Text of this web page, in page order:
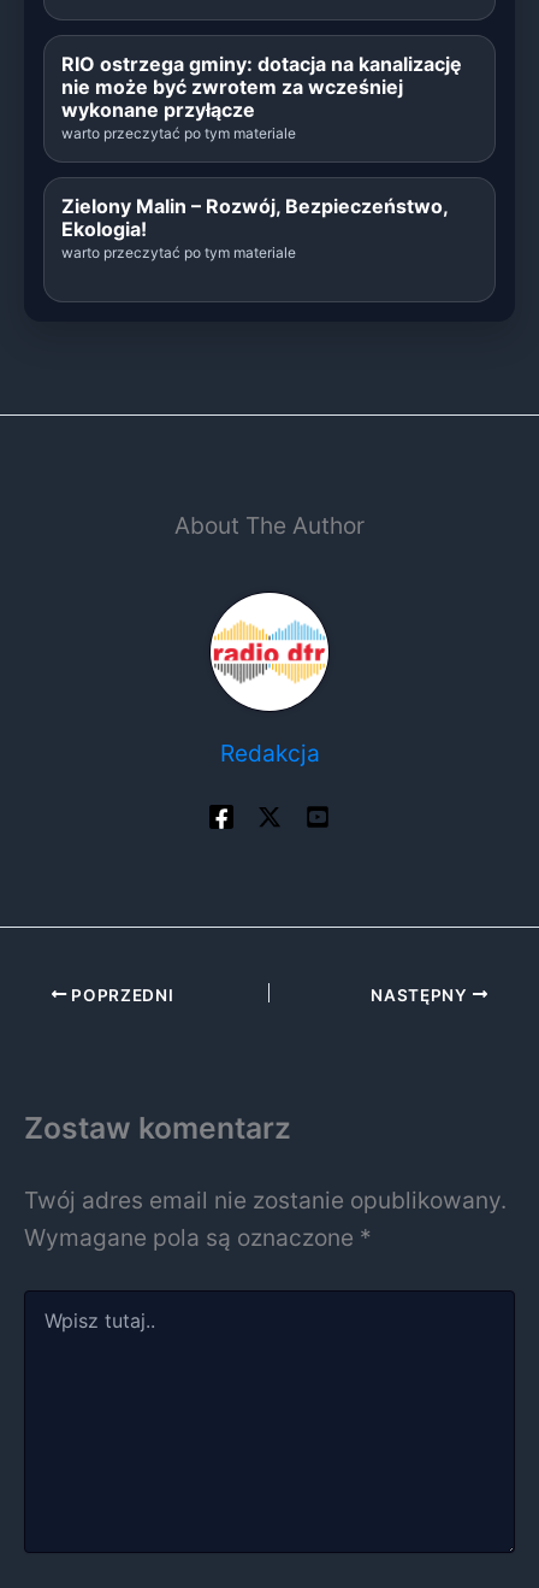
RIO ostrzega gminy: dotacja na kanalizację
nie może być zwrotem za wcześniej
wykonane przyłącze
warto przeczytać po tym materiale
Zielony Malin – Rozwój, Bezpieczeństwo,
Ekologia!
warto przeczytać po tym materiale
About The Author
Redakcja
POPRZEDNI NASTĘPNY
Zostaw komentarz
Twój adres email nie zostanie opublikowany.
Wymagane pola są oznaczone *
tutaj..